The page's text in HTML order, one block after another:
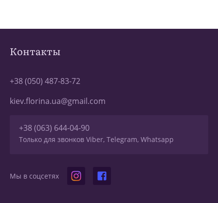
Контакты
+38 (050) 487-83-72
kiev.florina.ua@gmail.com
+38 (063) 644-04-90
Только для звонков Viber, Telegram, Whatsapp
Мы в соцсетях